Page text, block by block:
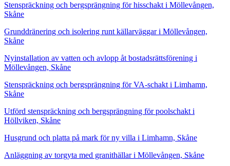
Stenspräckning och bergsprängning för hisschakt i Möllevången,
Skåne
Grunddränering och isolering runt källarväggar i Möllevången,
Skåne
Nyinstallation av vatten och avlopp åt bostadsrättsförening i
Möllevången, Skåne
Stenspräckning och bergsprängning för VA-schakt i Limhamn,
Skåne
Utförd stenspräckning och bergsprängning för poolschakt i
Höllviken, Skåne
Husgrund och platta på mark för ny villa i Limhamn, Skåne
Anläggning av torgyta med granithällar i Möllevången, Skåne